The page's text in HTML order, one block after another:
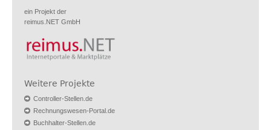
ein Projekt der
reimus.NET GmbH
Weitere Projekte
Controller-Stellen.de
Rechnungswesen-Portal.de
Buchhalter-Stellen.de